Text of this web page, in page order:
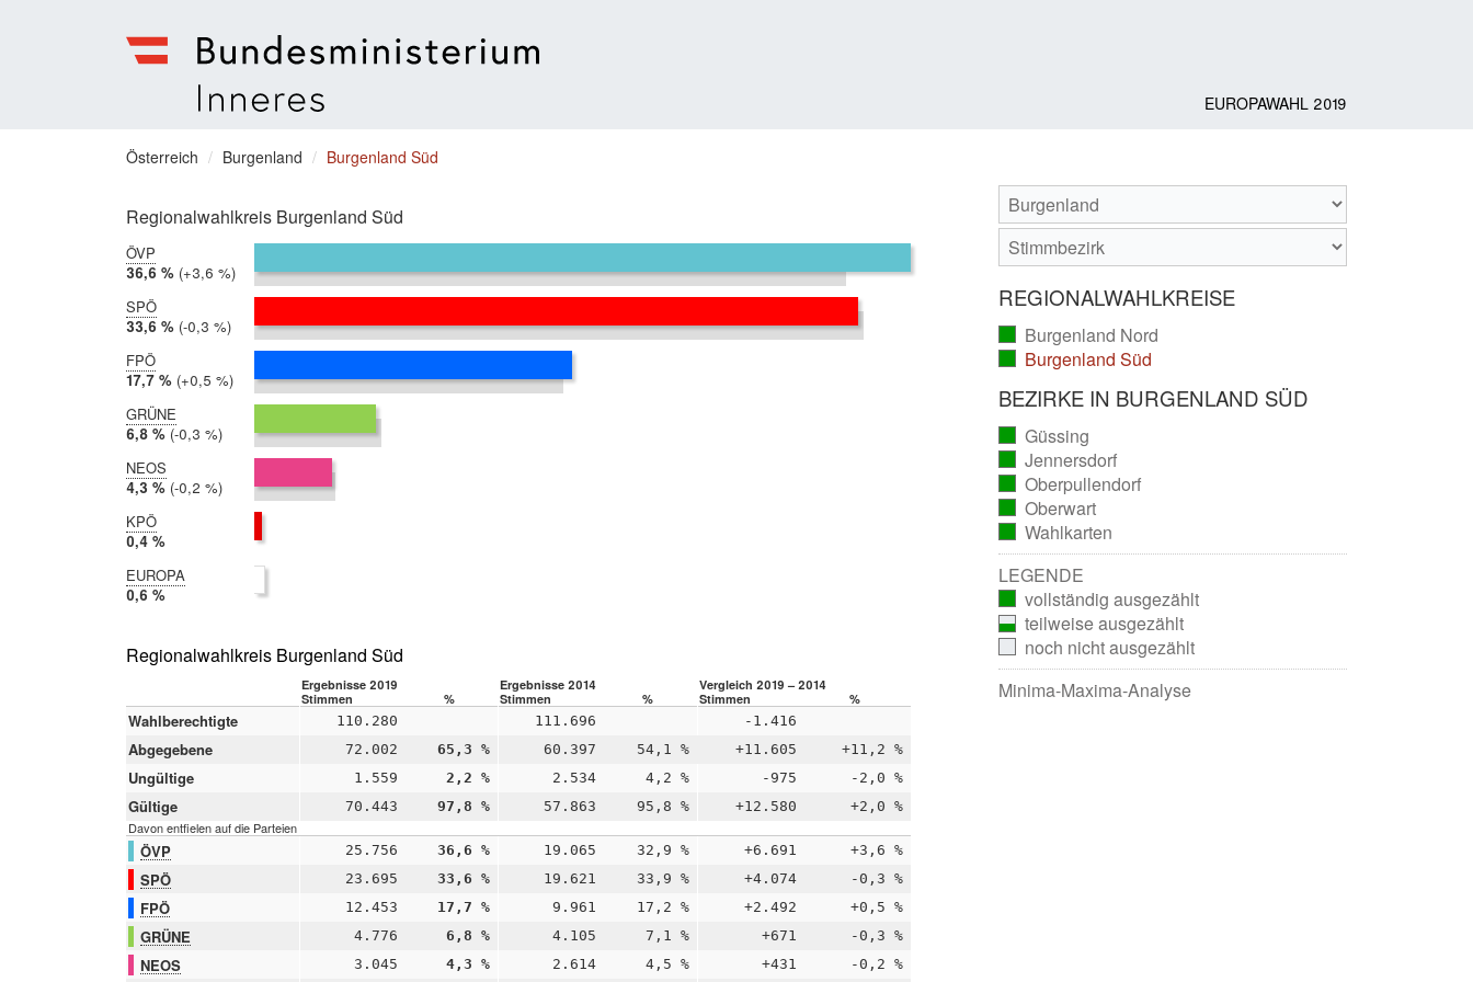
für
Inneres
EUROPAWAHL 2019
Sie
sich
hier:
Österreich Burgenland Burgenland Süd
Regionalwahlkreis Burgenland Süd
ÖVP
2019:
36,6 %
2014:
32,9 %
Differenz:
+3,6 %
SPÖ
2019:
33,6 %
2014:
33,9 %
Differenz:
-0,3 %
FPÖ
2019:
17,7 %
2014:
17,2 %
Differenz:
+0,5 %
GRÜNE
2019:
6,8 %
2014:
7,1 %
Differenz:
-0,3 %
NEOS
2019:
4,3 %
2014:
4,5 %
Differenz:
-0,2 %
KPÖ
2019:
0,4 %
nicht
teilgenommen
EUROPA
2019:
0,6 %
teilgenommen
Regionalwahlkreis Burgenland Süd
Ergebnisse 2019 Ergebnisse 2014
Vergleich 2019 – 2014
Stimmen
% Stimmen % Stimmen %
Wahlberechtigte 110.280 111.696 -1.416
Abgegebene 72.002 65,3 % 60.397 54,1 % +11.605 +11,2 %
Ungültige 1.559 2,2 % 2.534 4,2 % -975 -2,0 %
Gültige 70.443 97,8 % 57.863 95,8 % +12.580 +2,0 %
Davon entfielen auf die Parteien
ÖVP 25.756 36,6 % 19.065 32,9 % +6.691 +3,6 %
SPÖ 23.695 33,6 % 19.621 33,9 % +4.074 -0,3 %
FPÖ 12.453 17,7 % 9.961 17,2 % +2.492 +0,5 %
GRÜNE 4.776 6,8 % 4.105 7,1 % +671 -0,3 %
NEOS 3.045 4,3 % 2.614 4,5 % +431 -0,2 %
REGIONALWAHLKREISE
Burgenland Nord
ausgezählt)
Burgenland Süd
ausgezählt)
BEZIRKE IN BURGENLAND SÜD
Güssing
ausgezählt)
Jennersdorf
ausgezählt)
Oberpullendorf
ausgezählt)
Oberwart
ausgezählt)
Wahlkarten
ausgezählt)
LEGENDE
vollständig ausgezählt
teilweise ausgezählt
noch nicht ausgezählt
Minima-Maxima-Analyse